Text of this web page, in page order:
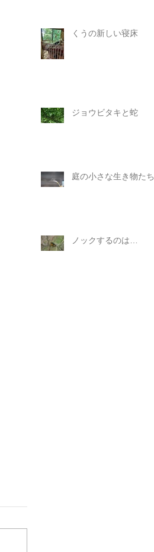
くうの新しい寝床
ジョウビタキと蛇
庭の小さな生き物たち
ノックするのは…